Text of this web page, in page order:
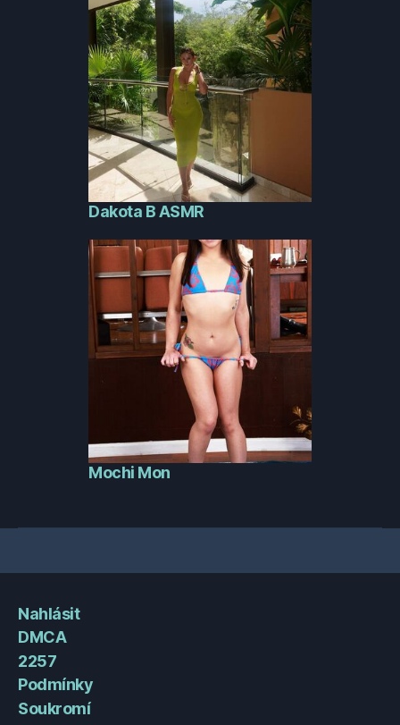
Dakota B ASMR
Mochi Mon
Nahlásit
DMCA
2257
Podmínky
Soukromí